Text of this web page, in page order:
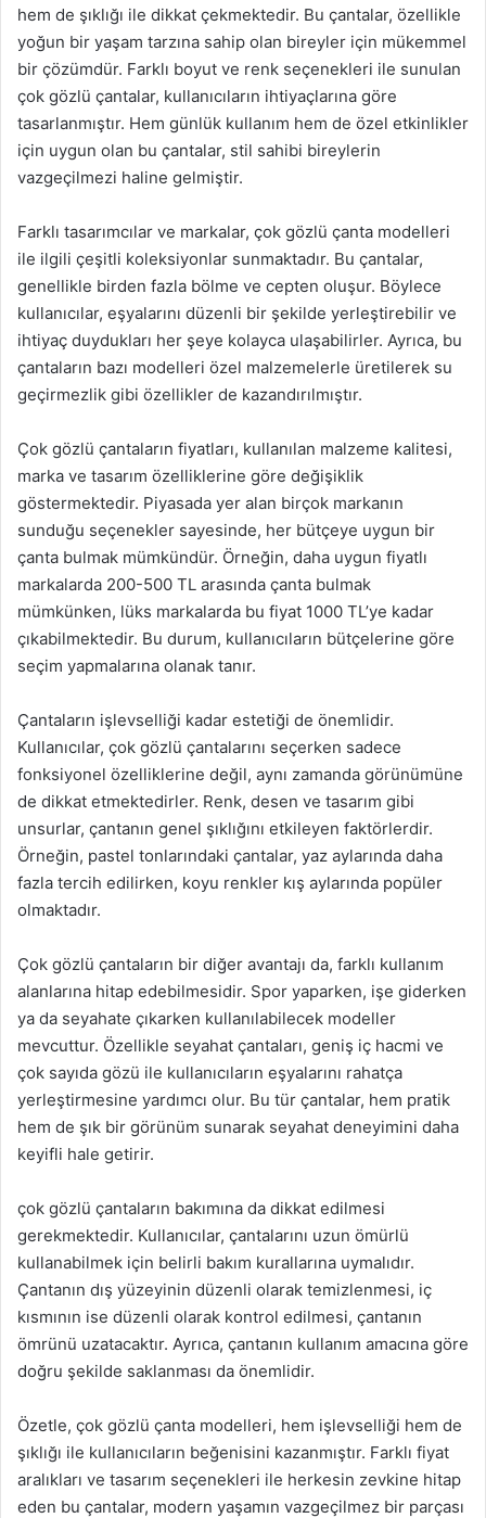
hem de şıklığı ile dikkat çekmektedir. Bu çantalar, özellikle
yoğun bir yaşam tarzına sahip olan bireyler için mükemmel
bir çözümdür. Farklı boyut ve renk seçenekleri ile sunulan
çok gözlü çantalar, kullanıcıların ihtiyaçlarına göre
tasarlanmıştır. Hem günlük kullanım hem de özel etkinlikler
için uygun olan bu çantalar, stil sahibi bireylerin
vazgeçilmezi haline gelmiştir.
Farklı tasarımcılar ve markalar, çok gözlü çanta modelleri
ile ilgili çeşitli koleksiyonlar sunmaktadır. Bu çantalar,
genellikle birden fazla bölme ve cepten oluşur. Böylece
kullanıcılar, eşyalarını düzenli bir şekilde yerleştirebilir ve
ihtiyaç duydukları her şeye kolayca ulaşabilirler. Ayrıca, bu
çantaların bazı modelleri özel malzemelerle üretilerek su
geçirmezlik gibi özellikler de kazandırılmıştır.
Çok gözlü çantaların fiyatları, kullanılan malzeme kalitesi,
marka ve tasarım özelliklerine göre değişiklik
göstermektedir. Piyasada yer alan birçok markanın
sunduğu seçenekler sayesinde, her bütçeye uygun bir
çanta bulmak mümkündür. Örneğin, daha uygun fiyatlı
markalarda 200-500 TL arasında çanta bulmak
mümkünken, lüks markalarda bu fiyat 1000 TL’ye kadar
çıkabilmektedir. Bu durum, kullanıcıların bütçelerine göre
seçim yapmalarına olanak tanır.
Çantaların işlevselliği kadar estetiği de önemlidir.
Kullanıcılar, çok gözlü çantalarını seçerken sadece
fonksiyonel özelliklerine değil, aynı zamanda görünümüne
de dikkat etmektedirler. Renk, desen ve tasarım gibi
unsurlar, çantanın genel şıklığını etkileyen faktörlerdir.
Örneğin, pastel tonlarındaki çantalar, yaz aylarında daha
fazla tercih edilirken, koyu renkler kış aylarında popüler
olmaktadır.
Çok gözlü çantaların bir diğer avantajı da, farklı kullanım
alanlarına hitap edebilmesidir. Spor yaparken, işe giderken
ya da seyahate çıkarken kullanılabilecek modeller
mevcuttur. Özellikle seyahat çantaları, geniş iç hacmi ve
çok sayıda gözü ile kullanıcıların eşyalarını rahatça
yerleştirmesine yardımcı olur. Bu tür çantalar, hem pratik
hem de şık bir görünüm sunarak seyahat deneyimini daha
keyifli hale getirir.
çok gözlü çantaların bakımına da dikkat edilmesi
gerekmektedir. Kullanıcılar, çantalarını uzun ömürlü
kullanabilmek için belirli bakım kurallarına uymalıdır.
Çantanın dış yüzeyinin düzenli olarak temizlenmesi, iç
kısmının ise düzenli olarak kontrol edilmesi, çantanın
ömrünü uzatacaktır. Ayrıca, çantanın kullanım amacına göre
doğru şekilde saklanması da önemlidir.
Özetle, çok gözlü çanta modelleri, hem işlevselliği hem de
şıklığı ile kullanıcıların beğenisini kazanmıştır. Farklı fiyat
aralıkları ve tasarım seçenekleri ile herkesin zevkine hitap
eden bu çantalar, modern yaşamın vazgeçilmez bir parçası